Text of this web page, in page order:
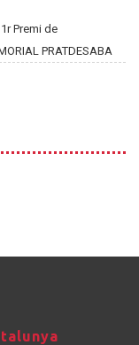
Premi de
PRATDESABA